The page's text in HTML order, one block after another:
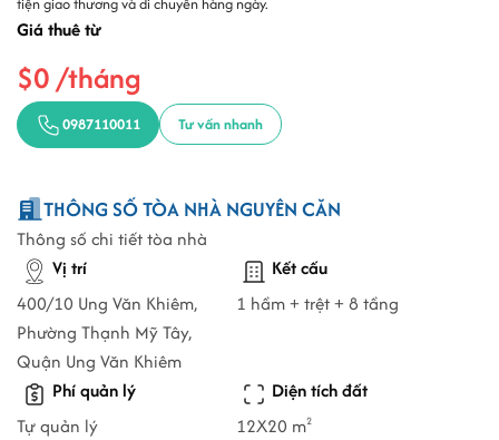
Giá thuê từ
$0 /tháng
0987110011 Tư vấn nhanh
THÔNG SỐ TÒA NHÀ NGUYÊN CĂN
Thông số chi tiết tòa nhà
Vị trí
400/10 Ung Văn Khiêm,
Phường Thạnh Mỹ Tây,
Quận Ung Văn Khiêm
Kết cấu
1 hầm + trệt + 8 tầng
Phí quản lý
Tự quản lý
Diện tích đất
12X20 m2